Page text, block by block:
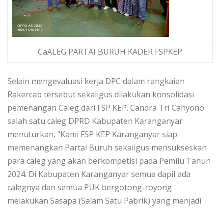
CaALEG PARTAI BURUH KADER FSPKEP
Selain mengevaluasi kerja DPC dalam rangkaian
Rakercab tersebut sekaligus dilakukan konsolidasi
pemenangan Caleg dari FSP KEP. Candra Tri Cahyono
salah satu caleg DPRD Kabupaten Karanganyar
menuturkan, “Kami FSP KEP Karanganyar siap
memenangkan Partai Buruh sekaligus mensukseskan
para caleg yang akan berkompetisi pada Pemilu Tahun
2024. Di Kabupaten Karanganyar semua dapil ada
calegnya dan semua PUK bergotong-royong
melakukan Sasapa (Salam Satu Pabrik) yang menjadi